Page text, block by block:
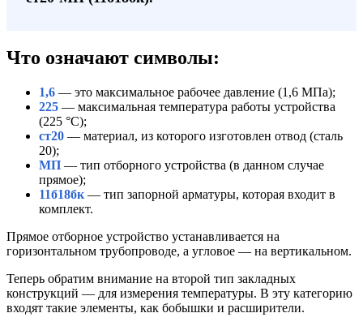
Что означают символы:
1,6 — это максимальное рабочее давление (1,6 МПа);
225 — максимальная температура работы устройства
(225 °C);
ст20 — материал, из которого изготовлен отвод (сталь
20);
МП — тип отборного устройства (в данном случае
прямое);
11б18бк — тип запорной арматуры, которая входит в
комплект.
Прямое отборное устройство устанавливается на
горизонтальном трубопроводе, а угловое — на вертикальном.
Теперь обратим внимание на второй тип закладных
конструкций — для измерения температуры. В эту категорию
входят такие элементы, как бобышки и расширители.